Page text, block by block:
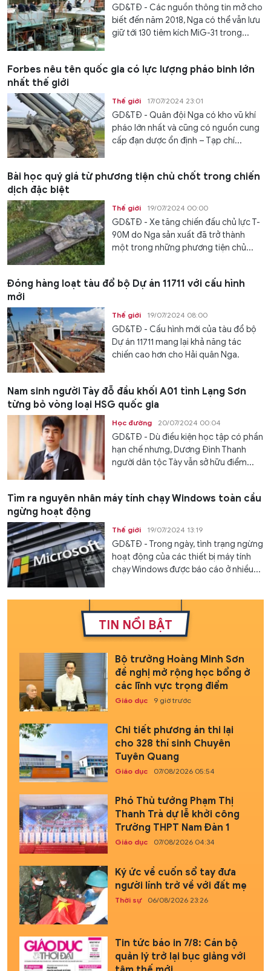
GD&TĐ - Các nguồn thông tin mở cho
biết đến năm 2018, Nga có thể vẫn lưu
giữ tới 130 tiêm kích MiG-31 trong...
Forbes nêu tên quốc gia có lực lượng pháo binh lớn
nhất thế giới
Thế giới 17/07/2024 23:01
GD&TĐ - Quân đội Nga có kho vũ khí
pháo lớn nhất và cũng có nguồn cung
cấp đạn dược ổn định – Tạp chí...
Bài học quý giá từ phương tiện chủ chốt trong chiến
dịch đặc biệt
Thế giới 19/07/2024 00:00
GD&TĐ - Xe tăng chiến đấu chủ lực T-
90M do Nga sản xuất đã trở thành
một trong những phương tiện chủ...
Đóng hàng loạt tàu đổ bộ Dự án 11711 với cấu hình
mới
Thế giới 19/07/2024 08:00
GD&TĐ - Cấu hình mới của tàu đổ bộ
Dự án 11711 mang lại khả năng tác
chiến cao hơn cho Hải quân Nga.
Nam sinh người Tày đỗ đầu khối A01 tỉnh Lạng Sơn
từng bỏ vòng loại HSG quốc gia
Học đường 20/07/2024 00:04
GD&TĐ - Dù điều kiện học tập có phần
hạn chế nhưng, Dương Đình Thanh
người dân tộc Tày vẫn sở hữu điểm...
Tìm ra nguyên nhân máy tính chạy Windows toàn cầu
ngừng hoạt động
Thế giới 19/07/2024 13:19
GD&TĐ - Trong ngày, tình trạng ngừng
hoạt động của các thiết bị máy tính
chạy Windows được báo cáo ở nhiều...
TIN NỔI BẬT
Bộ trưởng Hoàng Minh Sơn
đề nghị mở rộng học bổng ở
các lĩnh vực trọng điểm
Giáo dục 9 giờ trước
Chi tiết phương án thi lại
cho 328 thí sinh Chuyên
Tuyên Quang
Giáo dục 07/08/2026 05:54
Phó Thủ tướng Phạm Thị
Thanh Trà dự lễ khởi công
Trường THPT Nam Đàn 1
Giáo dục 07/08/2026 04:34
Ký ức về cuốn sổ tay đưa
người lính trở về với đất mẹ
Thời sự 06/08/2026 23:26
Tin tức báo in 7/8: Cán bộ
quản lý trở lại bục giảng với